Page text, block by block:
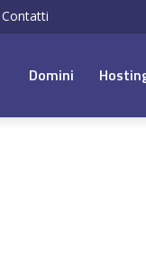
Contatti
Domini